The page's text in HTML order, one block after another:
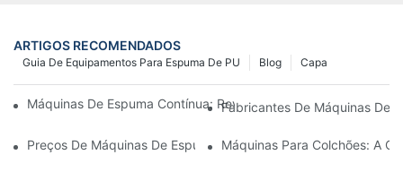
ARTIGOS RECOMENDADOS
Capa
Blog
Guia De Equipamentos Para Espuma De PU
Máquinas De Espuma Contínua: Revolucionando A Produção
Fabricantes De Máquinas De
Preços De Máquinas De Espuma Em Lote: O Que Esperar No
Máquinas Para Colchões: A